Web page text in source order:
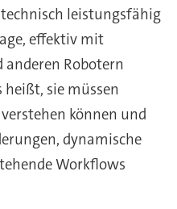
leistungsfähig
effektiv mit
Robotern
sie müssen
können und
dynamische
Workflows